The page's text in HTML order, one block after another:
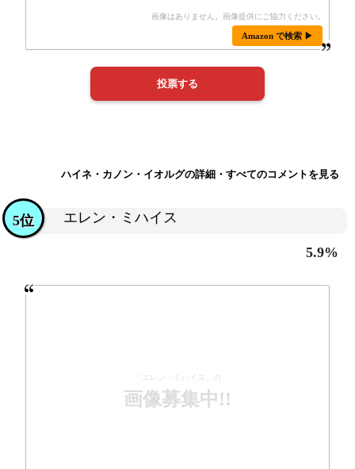
Amazon で検索 ▶
ハイネ・カノン・イオルグの詳細・すべてのコメントを見る
エレン・ミハイス
5位
5.9%
「エレン・ミハイス」の
画像募集中!!